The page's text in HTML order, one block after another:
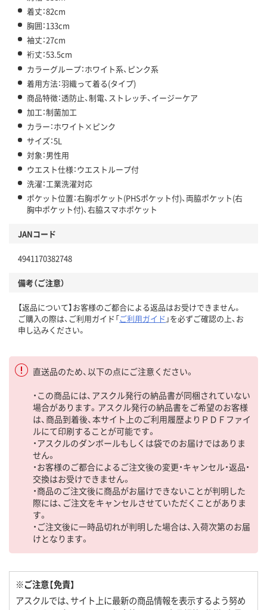
着丈：82cm
胸囲：133cm
袖丈：27cm
裄丈：53.5cm
カラーグループ：ホワイト系、ピンク系
着用方法：羽織って着る(タイプ)
商品特徴：透防止、制電、ストレッチ、イージーケア
加工：制菌加工
カラー：ホワイト×ピンク
サイズ：5L
対象：男性用
ウエスト仕様：ウエストループ付
洗濯：工業洗濯対応
ポケット位置：右胸ポケット(PHSポケット付)、両脇ポケット(右
胸中ポケット付)、右脇スマホポケット
JANコード
4941170382748
備考（ご注意）
【返品について】お客様のご都合による返品はお受けできません。
ご購入の際は、ご利用ガイド「ご利用ガイド 」を必ずご確認の上、お
申し込みください。
直送品のため、以下の点にご注意ください。
・この商品には、アスクル発行の納品書が同梱されていない
場合があります。アスクル発行の納品書をご希望のお客様
は、商品到着後、本サイト上のご利用履歴よりＰＤＦファイ
ルにて印刷することが可能です。
・アスクルのダンボールもしくは袋でのお届けではありま
せん。
・お客様のご都合によるご注文後の変更・キャンセル・返品・
交換はお受けできません。
・商品のご注文後に商品がお届けできないことが判明した
際には、ご注文をキャンセルさせていただくことがありま
す。
・ご注文後に一時品切れが判明した場合は、入荷次第のお届
けとなります。
※ご注意【免責】
アスクルでは、サイト上に最新の商品情報を表示するよう努め